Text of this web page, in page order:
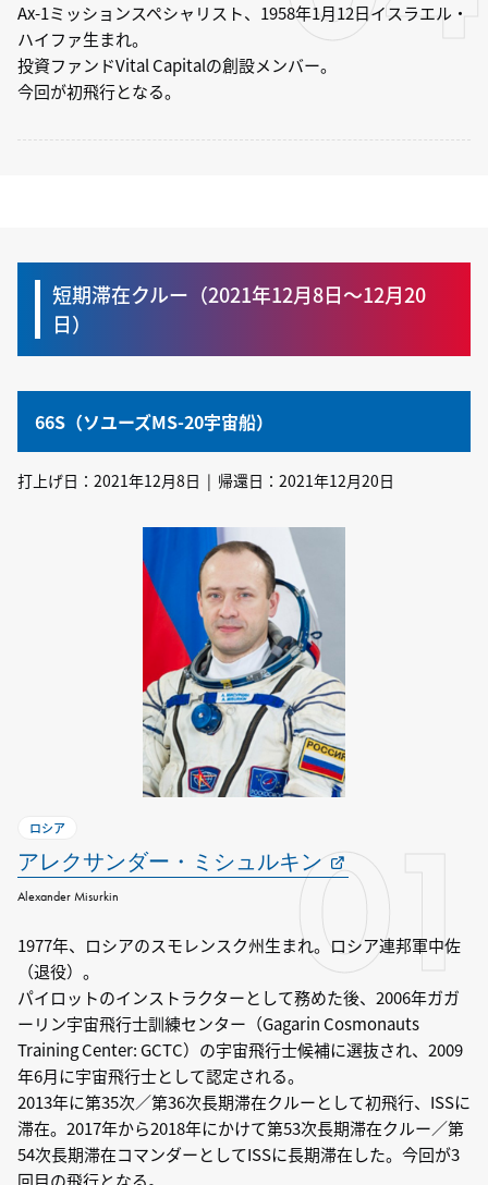
Ax-1ミッションスペシャリスト、1958年1月12日イスラエル・
ハイファ生まれ。
投資ファンドVital Capitalの創設メンバー。
今回が初飛行となる。
短期滞在クルー（2021年12月8日〜12月20
日）
66S（ソユーズMS-20宇宙船）
打上げ日：2021年12月8日 | 帰還日：2021年12月20日
ロシア
アレクサンダー・ミシュルキン
Alexander Misurkin
1977年、ロシアのスモレンスク州生まれ。ロシア連邦軍中佐
（退役）。
パイロットのインストラクターとして務めた後、2006年ガガ
ーリン宇宙飛行士訓練センター（Gagarin Cosmonauts
Training Center: GCTC）の宇宙飛行士候補に選抜され、2009
年6月に宇宙飛行士として認定される。
2013年に第35次／第36次長期滞在クルーとして初飛行、ISSに
滞在。2017年から2018年にかけて第53次長期滞在クルー／第
54次長期滞在コマンダーとしてISSに長期滞在した。今回が3
回目の飛行となる。
01